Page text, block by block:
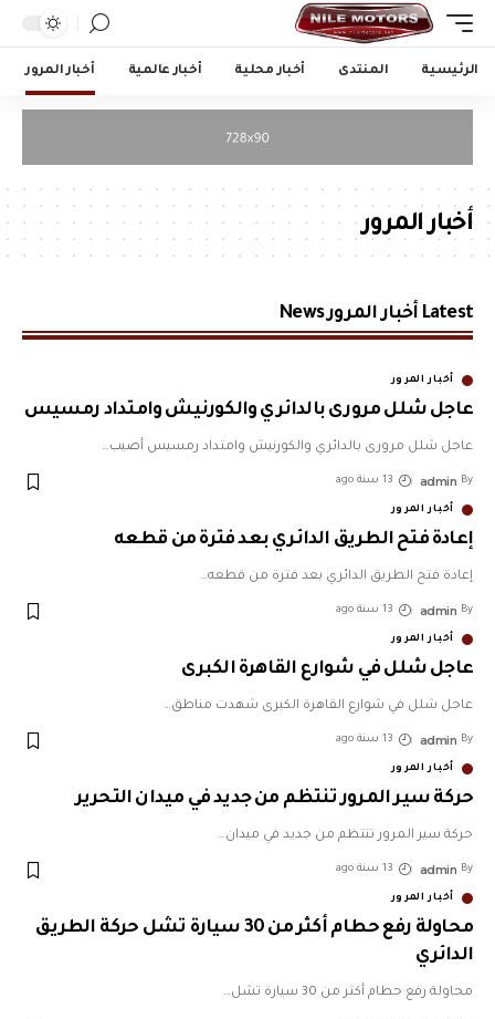
الرئيسية المنتدى أخبار محلية أخبار عالمية أخبار المرور
أخبار المرور
Latest أخبار المرور News
أخبار المرور
عاجل شلل مرورى بالدائري والكورنيش وامتداد رمسيس
عاجل شلل مرورى بالدائري والكورنيش وامتداد رمسيس أصيب…
By
admin 13 سنة ago
أخبار المرور
إعادة فتح الطريق الدائري بعد فترة من قطعه
إعادة فتح الطريق الدائري بعد فترة من قطعه…
By
admin 13 سنة ago
أخبار المرور
عاجل شلل في شوارع القاهرة الكبرى
عاجل شلل في شوارع القاهرة الكبرى شهدت مناطق…
By
admin 13 سنة ago
أخبار المرور
حركة سير المرور تنتظم من جديد في ميدان التحرير
حركة سير المرور تنتظم من جديد في ميدان…
By
admin 13 سنة ago
أخبار المرور
محاولة رفع حطام أكثر من 30 سيارة تشل حركة الطريق
الدائري
محاولة رفع حطام أكثر من 30 سيارة تشل …